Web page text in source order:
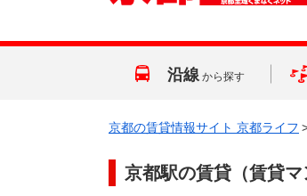
沿線 から探す
京都の賃貸情報サイト 京都ライフ
京都駅の賃貸（賃貸